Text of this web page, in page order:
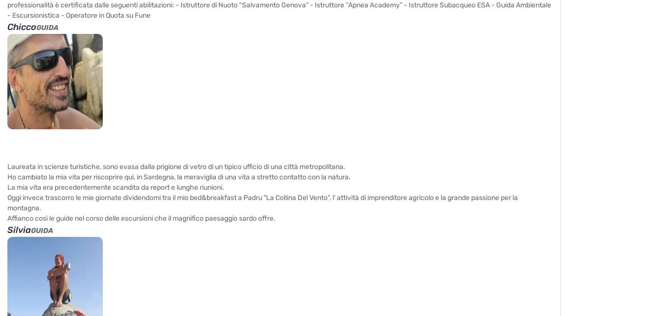
professionalità è certificata dalle seguenti abilitazioni: - Istruttore di Nuoto “Salvamento Genova” - Istruttore “Apnea Academy” - Istruttore Subacqueo ESA - Guida Ambientale
- Escursionistica - Operatore in Quota su Fune
ChiccoGUIDA
Laureata in scienze turistiche, sono evasa dalla prigione di vetro di un tipico ufficio di una città metropolitana.
Ho cambiato la mia vita per riscoprire qui, in Sardegna, la meraviglia di una vita a stretto contatto con la natura.
La mia vita era precedentemente scandita da report e lunghe riunioni.
Oggi invece trascorro le mie giornate dividendomi tra il mio bed&breakfast a Padru "La Collina Del Vento", l' attività di imprenditore agricolo e la grande passione per la
montagna.
Affianco così le guide nel corso delle escursioni che il magnifico paesaggio sardo offre.
SilviaGUIDA